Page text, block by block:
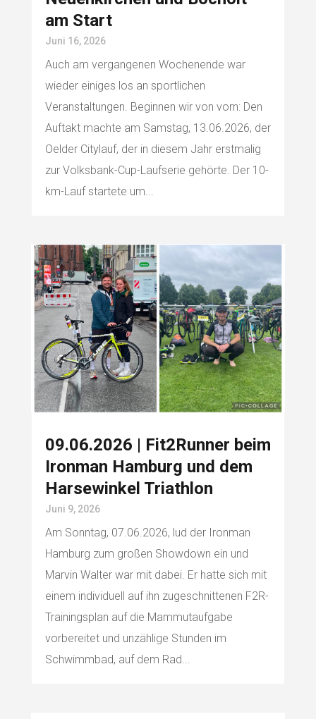
am Start
Juni 16, 2026
Auch am vergangenen Wochenende war
wieder einiges los an sportlichen
Veranstaltungen. Beginnen wir von vorn: Den
Auftakt machte am Samstag, 13.06.2026, der
Oelder Citylauf, der in diesem Jahr erstmalig
zur Volksbank-Cup-Laufserie gehörte. Der 10-
km-Lauf startete um...
09.06.2026 | Fit2Runner beim
Ironman Hamburg und dem
Harsewinkel Triathlon
Juni 9, 2026
Am Sonntag, 07.06.2026, lud der Ironman
Hamburg zum großen Showdown ein und
Marvin Walter war mit dabei. Er hatte sich mit
einem individuell auf ihn zugeschnittenen F2R-
Trainingsplan auf die Mammutaufgabe
vorbereitet und unzählige Stunden im
Schwimmbad, auf dem Rad...